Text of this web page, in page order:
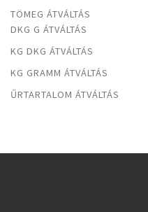
TÖMEG ÁTVÁLTÁS
DKG G ÁTVÁLTÁS
KG DKG ÁTVÁLTÁS
KG GRAMM ÁTVÁLTÁS
ŰRTARTALOM ÁTVÁLTÁS